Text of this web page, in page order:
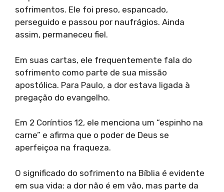
sofrimentos. Ele foi preso, espancado,
perseguido e passou por naufrágios. Ainda
assim, permaneceu fiel.
Em suas cartas, ele frequentemente fala do
sofrimento como parte de sua missão
apostólica. Para Paulo, a dor estava ligada à
pregação do evangelho.
Em 2 Coríntios 12, ele menciona um “espinho na
carne” e afirma que o poder de Deus se
aperfeiçoa na fraqueza.
O significado do sofrimento na Bíblia é evidente
em sua vida: a dor não é em vão, mas parte da